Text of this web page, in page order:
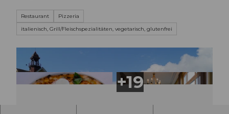
Restaurant
Pizzeria
italienisch, Grill/Fleischspezialitäten, vegetarisch, glutenfrei